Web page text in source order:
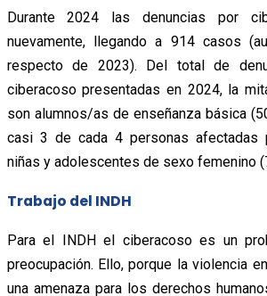
Durante 2024 las denuncias por
nuevamente, llegando a 914 casos
respecto de 2023). Del total de
ciberacoso presentadas en 2024, la
son alumnos/as de enseñanza básica
casi 3 de cada 4 personas afectadas
niñas y adolescentes de sexo femenino
Trabajo del INDH
Para el INDH el ciberacoso es un
preocupación. Ello, porque la violencia
una amenaza para los derechos